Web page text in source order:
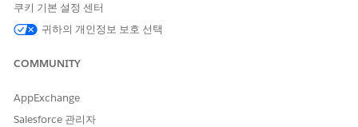
다.
쿠키 기본 설정 센터
귀하의 개인정보 보호 선택
COMMUNITY
AppExchange
Salesforce 관리자